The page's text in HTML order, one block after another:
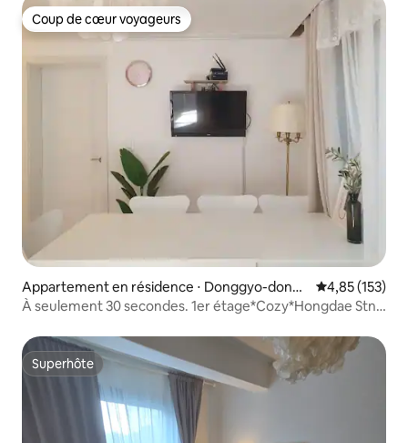
pied/ascenseur
Coup de cœur voyageurs
Coup de cœur voyageurs
Appartement en résidence ⋅ Donggyo-dong,
Mapo-gu
Évaluation
4,85 (153)
À seulement 30 secondes. 1er étage*Cozy*Hongdae Stn.
Superhôte
Superhôte